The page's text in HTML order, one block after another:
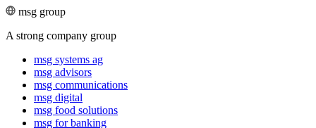
msg group
A strong company group
msg systems ag
msg advisors
msg commu­ni­ca­tions
msg digital
msg food solutions
msg for banking